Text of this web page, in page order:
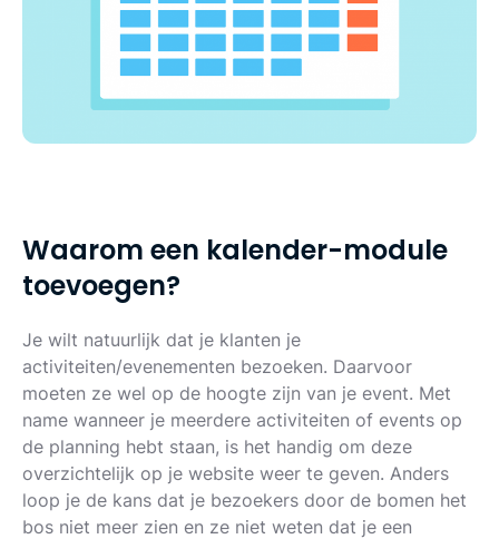
Waarom een kalender-module
toevoegen?
Je wilt natuurlijk dat je klanten je
activiteiten/evenementen bezoeken. Daarvoor
moeten ze wel op de hoogte zijn van je event. Met
name wanneer je meerdere activiteiten of events op
de planning hebt staan, is het handig om deze
overzichtelijk op je website weer te geven. Anders
loop je de kans dat je bezoekers door de bomen het
bos niet meer zien en ze niet weten dat je een